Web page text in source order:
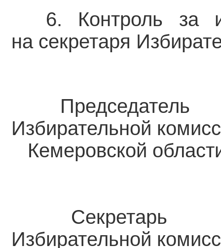
6. Контроль за
на секретаря
Председатель
Избирательной
Секретарь
Избирательной